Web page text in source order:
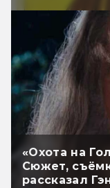
«Охота на
Сюжет,
рассказал